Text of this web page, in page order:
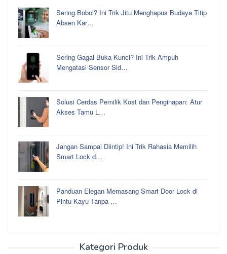
Sering Bobol? Ini Trik Jitu Menghapus Budaya Titip
Absen Kar…
Sering Gagal Buka Kunci? Ini Trik Ampuh
Mengatasi Sensor Sid…
Solusi Cerdas Pemilik Kost dan Penginapan: Atur
Akses Tamu L…
Jangan Sampai Diintip! Ini Trik Rahasia Memilih
Smart Lock d…
Panduan Elegan Memasang Smart Door Lock di
Pintu Kayu Tanpa …
Kategori Produk